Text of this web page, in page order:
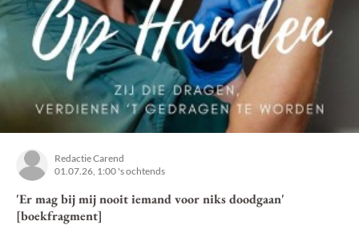
Redactie Carend
01.07.26, 1:00 's ochtends
'Er mag bij mij nooit iemand voor niks doodgaan'
[boekfragment]